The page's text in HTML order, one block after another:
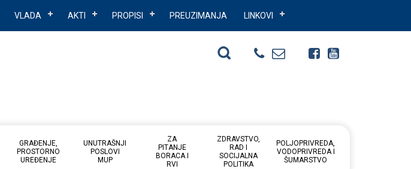
VLADA AKTI PROPISI PREUZIMANJA LINKOVI
GRAĐENJE,
PROSTORNO
UREĐENJE
UNUTRAŠNJI
POSLOVI
MUP
ZA
PITANJE
BORACA I
RVI
ZDRAVSTVO,
RAD I
SOCIJALNA
POLITIKA
POLJOPRIVREDA,
VODOPRIVREDA I
ŠUMARSTVO